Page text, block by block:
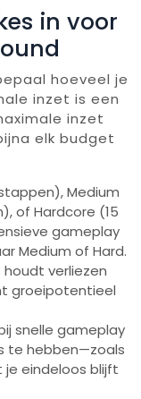
in voor
hoeveel je
inzet is een
inzet
elk budget
Medium
of Hardcore (15
gameplay
Medium of Hard.
verliezen
groeipotentieel
snelle gameplay
te hebben—zoals
eindeloos blijft